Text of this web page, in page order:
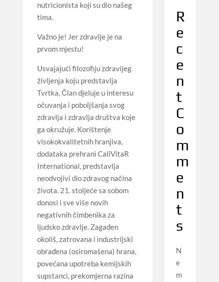
nutricionista koji su dio našeg
tima.
Važno je! Jer zdravlje je na
prvom mjestu!
Usvajajući filozofiju zdravijeg
življenja koju predstavlja
Tvrtka, Član djeluje u interesu
očuvanja i poboljšanja svog
zdravlja i zdravlja društva koje
ga okružuje. Korištenje
visokokvalitetnih hranjiva,
dodataka prehrani CaliVitaR
International, predstavlja
neodvojivi dio zdravog načina
života. 21. stoljeće sa sobom
donosi i sve više novih
negativnih čimbenika za
ljudsko zdravlje. Zagađen
okoliš, zatrovana i industrijski
obrađena (osiromašena) hrana,
povećana upotreba kemijskih
supstanci, prekomjerna razina
R
e
c
e
n
t
C
o
m
m
e
n
t
s
N
e
m